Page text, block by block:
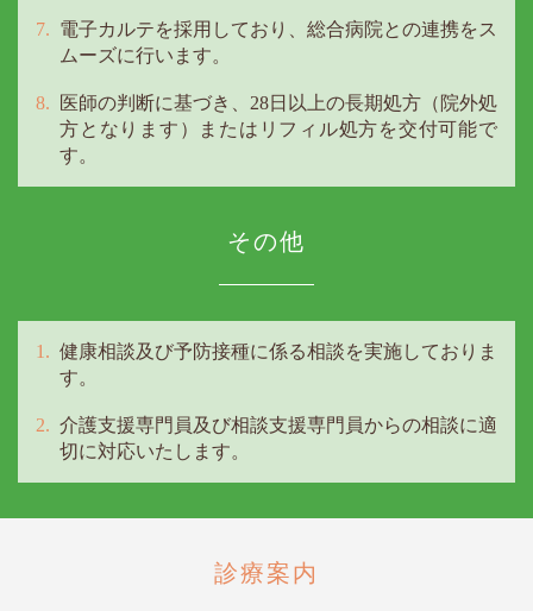
電子カルテを採用しており、総合病院との連携をス
ムーズに行います。
医師の判断に基づき、28日以上の長期処方（院外処
方となります）またはリフィル処方を交付可能で
す。
その他
健康相談及び予防接種に係る相談を実施しておりま
す。
介護支援専門員及び相談支援専門員からの相談に適
切に対応いたします。
診療案内